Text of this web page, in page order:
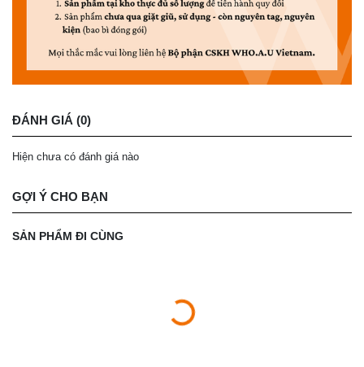
ĐÁNH GIÁ (0)
Hiện chưa có đánh giá nào
GỢI Ý CHO BẠN
SẢN PHẨM ĐI CÙNG